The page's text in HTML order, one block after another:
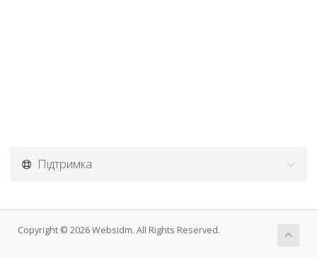
Підтримка
Copyright © 2026 Websidm. All Rights Reserved.